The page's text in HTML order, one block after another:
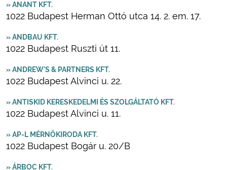
» ANANT KFT.
1022 Budapest Herman Ottó utca 14. 2. em. 17.
» ANDBAU KFT.
1022 Budapest Ruszti út 11.
» ANDREW'S & PARTNERS KFT.
1022 Budapest Alvinci u. 22.
» ANTISKID KERESKEDELMI ÉS SZOLGÁLTATÓ KFT.
1022 Budapest Alvinci u. 11.
» AP-L MÉRNÖKIRODA KFT.
1022 Budapest Bogár u. 20/B
» ÁRBOC KFT.